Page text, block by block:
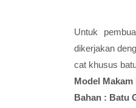
Untuk
dikerjakan
cat khusus
Model Makam
Bahan : Batu